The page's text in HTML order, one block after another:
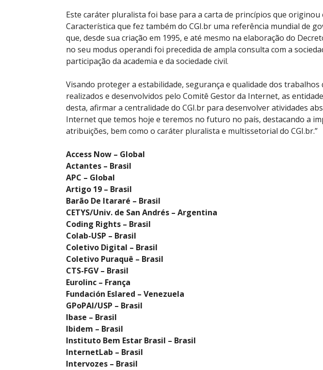
Este caráter pluralista foi base para a carta de princípios que originou
Característica que fez também do CGI.br uma referência mundial de
que, desde sua criação em 1995, e até mesmo na elaboração do
no seu modus operandi foi precedida de ampla consulta com a
participação da academia e da sociedade civil.
Visando proteger a estabilidade, segurança e qualidade dos
realizados e desenvolvidos pelo Comitê Gestor da Internet, as
desta, afirmar a centralidade do CGI.br para desenvolver atividades
Internet que temos hoje e teremos no futuro no país, destacando a
atribuições, bem como o caráter pluralista e multissetorial do CGI.br.”
Access Now – Global
Actantes – Brasil
APC – Global
Artigo 19 – Brasil
Barão De Itararé – Brasil
CETYS/Univ. de San Andrés – Argentina
Coding Rights – Brasil
Colab-USP – Brasil
Coletivo Digital – Brasil
Coletivo Puraquê – Brasil
CTS-FGV – Brasil
Eurolinc – França
Fundación Eslared – Venezuela
GPoPAI/USP – Brasil
Ibase – Brasil
Ibidem – Brasil
Instituto Bem Estar Brasil – Brasil
InternetLab – Brasil
Intervozes – Brasil